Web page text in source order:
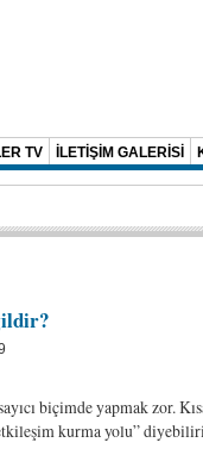
TV İLETİŞİM GALERİSİ
biçimde yapmak zor.
kurma yolu”